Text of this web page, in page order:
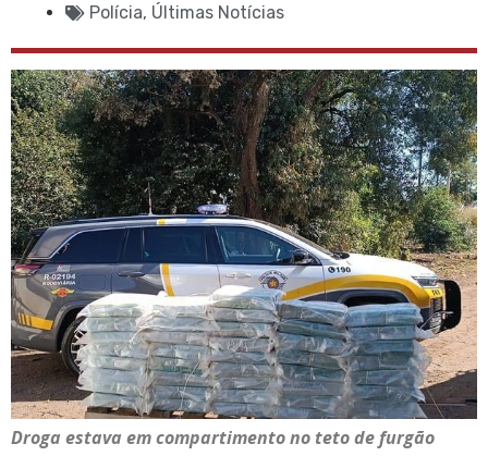
Polícia, Últimas Notícias
Droga estava em compartimento no teto de furgão